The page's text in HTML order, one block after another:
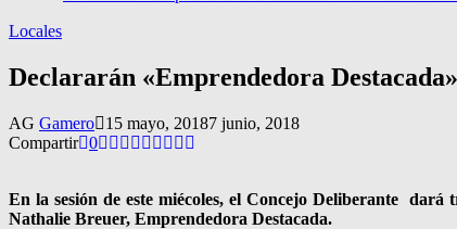
Locales
Declararán «Emprendedora
AG Gamero 15 mayo, 20187 junio, 2018
Compartir 0
En la sesión de este miécoles, el Concejo Deliberante
Nathalie Breuer, Emprendedora Destacada.